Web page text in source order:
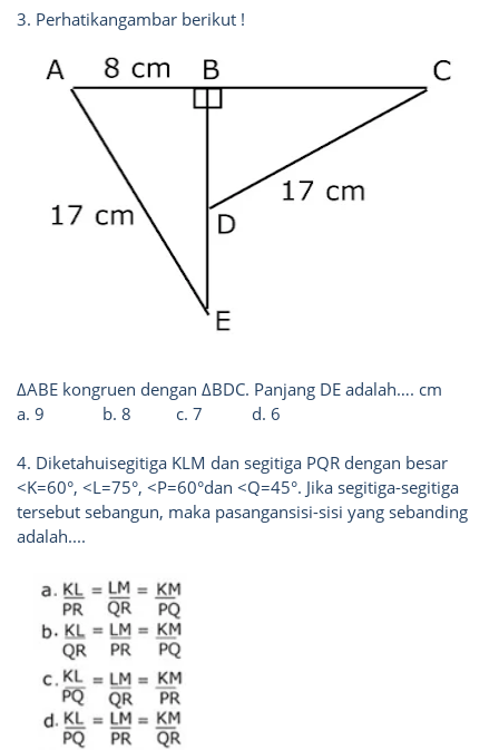
3. Perhatikangambar berikut !
ΔABE kongruen dengan ΔBDC. Panjang DE adalah…. cm
a. 9
b. 8 c. 7 d. 6
4. Diketahuisegitiga KLM dan segitiga PQR dengan besar
<K=60°, <L=75°, <P=60°dan <Q=45°. Jika segitiga-segitiga
tersebut sebangun, maka pasangansisi-sisi yang sebanding
adalah....